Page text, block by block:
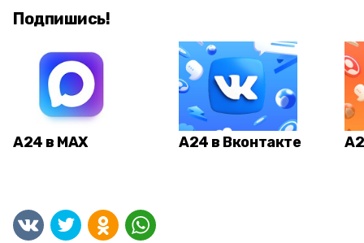
Подпишись!
А24 в MAX А24 в Вконтакте